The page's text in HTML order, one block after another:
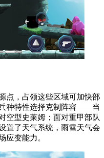
点，占领这些区域可加快部
种特性选择克制阵容——当
空型史莱姆；面对重甲部队
置了天气系统，雨雪天气会
应变能力。